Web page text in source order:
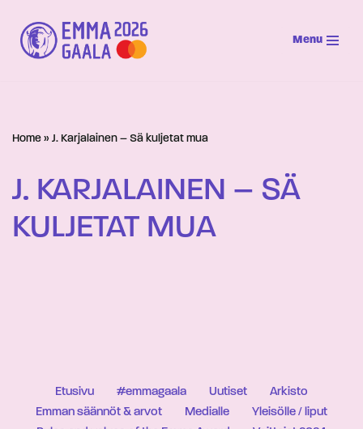
Siirry
suoraan
Menu
Home » J. Karjalainen – Sä kuljetat mua
J. KARJALAINEN – SÄ
KULJETAT MUA
Etusivu #emmagaala Uutiset
Arkisto
Emman säännöt & arvot
Medialle
Yleisölle / liput